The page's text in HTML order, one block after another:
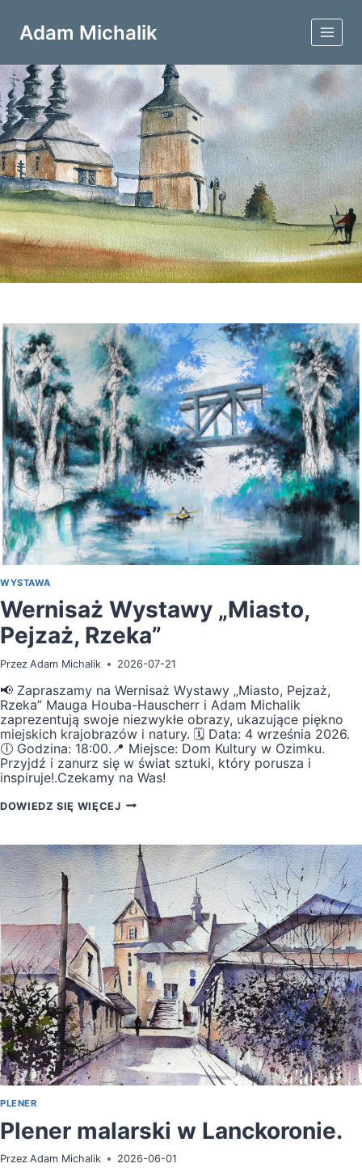
treściAdam Michalik
WYSTAWA
Wernisaż Wystawy „Miasto,
Pejzaż, Rzeka”
Przez Adam Michalik 2026-07-21
📢 Zapraszamy na Wernisaż Wystawy „Miasto, Pejzaż,
Rzeka” Mauga Houba-Hauscherr i Adam Michalik
zaprezentują swoje niezwykłe obrazy, ukazujące piękno
miejskich krajobrazów i natury. 🗓 Data: 4 września 2026.
🕕 Godzina: 18:00.📍 Miejsce: Dom Kultury w Ozimku.
Przyjdź i zanurz się w świat sztuki, który porusza i
inspiruje!.Czekamy na Was!
DOWIEDZ SIĘ WIĘCEJWERNISAŻ
WYSTAWY
RZEKA”
PLENER
Plener malarski w Lanckoronie.
Przez Adam Michalik 2026-06-01